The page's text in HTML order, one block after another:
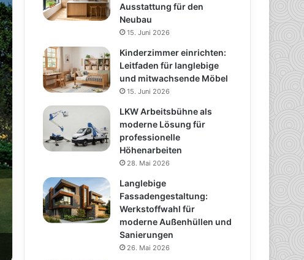
Ausstattung für den
Neubau
15. Juni 2026
Kinderzimmer einrichten:
Leitfaden für langlebige
und mitwachsende Möbel
15. Juni 2026
LKW Arbeitsbühne als
moderne Lösung für
professionelle
Höhenarbeiten
28. Mai 2026
Langlebige
Fassadengestaltung:
Werkstoffwahl für
moderne Außenhüllen und
Sanierungen
26. Mai 2026